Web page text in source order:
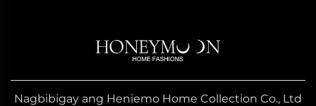
Nagbibigay ang Heniemo Home Collection Co., Ltd